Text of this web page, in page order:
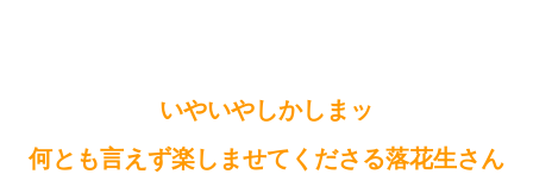
いやいやしかしまッ
何とも言えず楽しませてくださる落花生さん